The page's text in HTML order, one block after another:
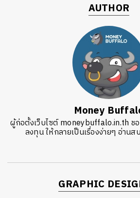
AUTHOR
Money
ผู้ก่อตั้งเว็บไซต์ moneybuffalo.in.th ชอ
ลงทุน ให้กลายเป็นเรื่องง่ายๆ อ่านส
GRAPHIC